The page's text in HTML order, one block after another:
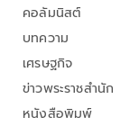
คอลัมนิสต์
บทความ
เศรษฐกิจ
ข่าวพระราชสำนัก
หนังสือพิมพ์